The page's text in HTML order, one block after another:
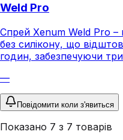
Weld Pro
Спрей Xenum Weld Pro –
без силікону, що
годин, забезпечуючи
—
Повідомити коли з'явиться
Показано 7 з 7 товарів